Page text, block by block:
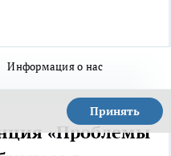
Информация о нас
Принять
«Проблемы